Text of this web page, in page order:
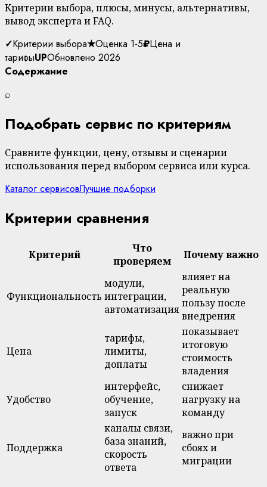
Критерии выбора, плюсы, минусы, альтернативы,
вывод эксперта и FAQ.
✓Критерии выбора★Оценка 1-5₽Цена и
тарифыUPОбновлено 2026
Содержание
⌕
Подобрать сервис по критериям
Сравните функции, цену, отзывы и сценарии
использования перед выбором сервиса или курса.
Каталог сервисовЛучшие подборки
Критерии сравнения
Критерий
Что
проверяем
Почему важно
Функциональность
модули,
интеграции,
автоматизация
влияет на
реальную
пользу после
внедрения
Цена
тарифы,
лимиты,
доплаты
показывает
итоговую
стоимость
владения
Удобство
интерфейс,
обучение,
запуск
снижает
нагрузку на
команду
Поддержка
каналы связи,
база знаний,
скорость
ответа
важно при
сбоях и
миграции